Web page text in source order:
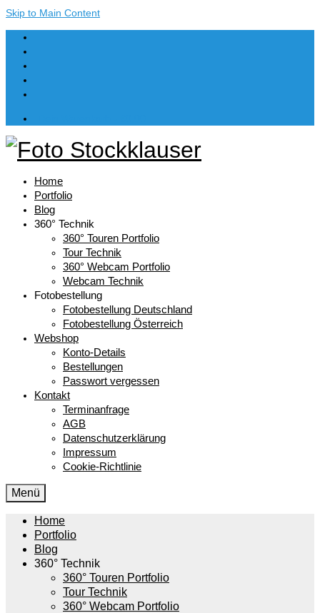
Skip to Main Content
Home
Portfolio
Blog
360° Technik
360° Touren Portfolio
Tour Technik
360° Webcam Portfolio
Webcam Technik
Fotobestellung
Fotobestellung Deutschland
Fotobestellung Österreich
Webshop
Konto-Details
Bestellungen
Passwort vergessen
Kontakt
Terminanfrage
AGB
Datenschutzerklärung
Impressum
Cookie-Richtlinie
Menü
Home
Portfolio
Blog
360° Technik
360° Touren Portfolio
Tour Technik
360° Webcam Portfolio